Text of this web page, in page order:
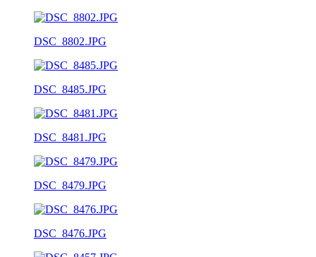
DSC_8802.JPG
DSC_8485.JPG
DSC_8481.JPG
DSC_8479.JPG
DSC_8476.JPG